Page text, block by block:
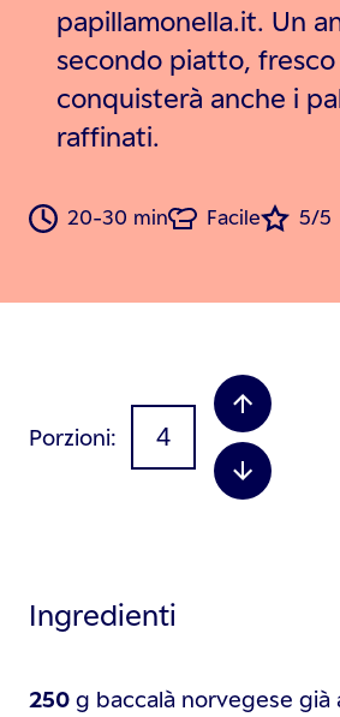
papillamonella.it. Un
secondo piatto,
conquisterà anche i
raffinati.
20-30 min Facile 5/5
Porzioni
Ingredienti
250 g baccalà norvegese già